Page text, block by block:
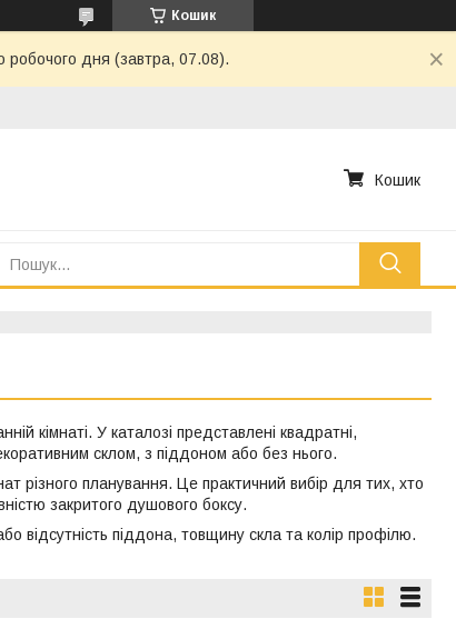
Кошик
робочого дня (завтра, 07.08).
Кошик
кімнаті. У каталозі представлені квадратні,
склом, з піддоном або без нього.
різного планування. Це практичний вибір для тих, хто
закритого душового боксу.
відсутність піддона, товщину скла та колір профілю.